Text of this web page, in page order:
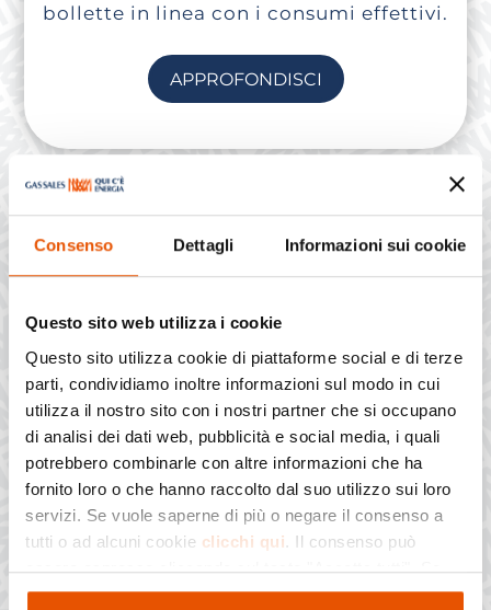
Consenso Dettagli Informazioni sui cookie
Questo sito web utilizza i cookie
Questo sito utilizza cookie di piattaforme social e di terze
parti, condividiamo inoltre informazioni sul modo in cui
utilizza il nostro sito con i nostri partner che si occupano
di analisi dei dati web, pubblicità e social media, i quali
potrebbero combinarle con altre informazioni che ha
fornito loro o che hanno raccolto dal suo utilizzo sui loro
servizi. Se vuole saperne di più o negare il consenso a
tutti o ad alcuni cookie clicchi qui. Il consenso può
essere espresso cliccando sul tasto "Accetta tutti". Se
non vuole i cookie di profilazione può negare il consenso
bollette in linea con i consumi effettivi.
APPROFONDISCI
ATTENZIONE ALLE
TELEFONATE SOSPETTE
Leggi i nostri consigli per difenderti
dalle truffe telefoniche.
APPROFONDISCI